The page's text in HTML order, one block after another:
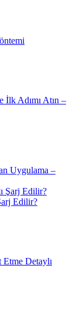
Adımı Atın –
Uygulama –
Edilir?
Detaylı